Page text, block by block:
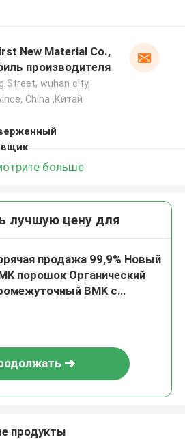
New Material Co.,
производителя
Street, wuhan city,
China ,Китай
больше
лучшую цену для
продажа 99,9% Новый
порошок Органический
BMK с
продукты